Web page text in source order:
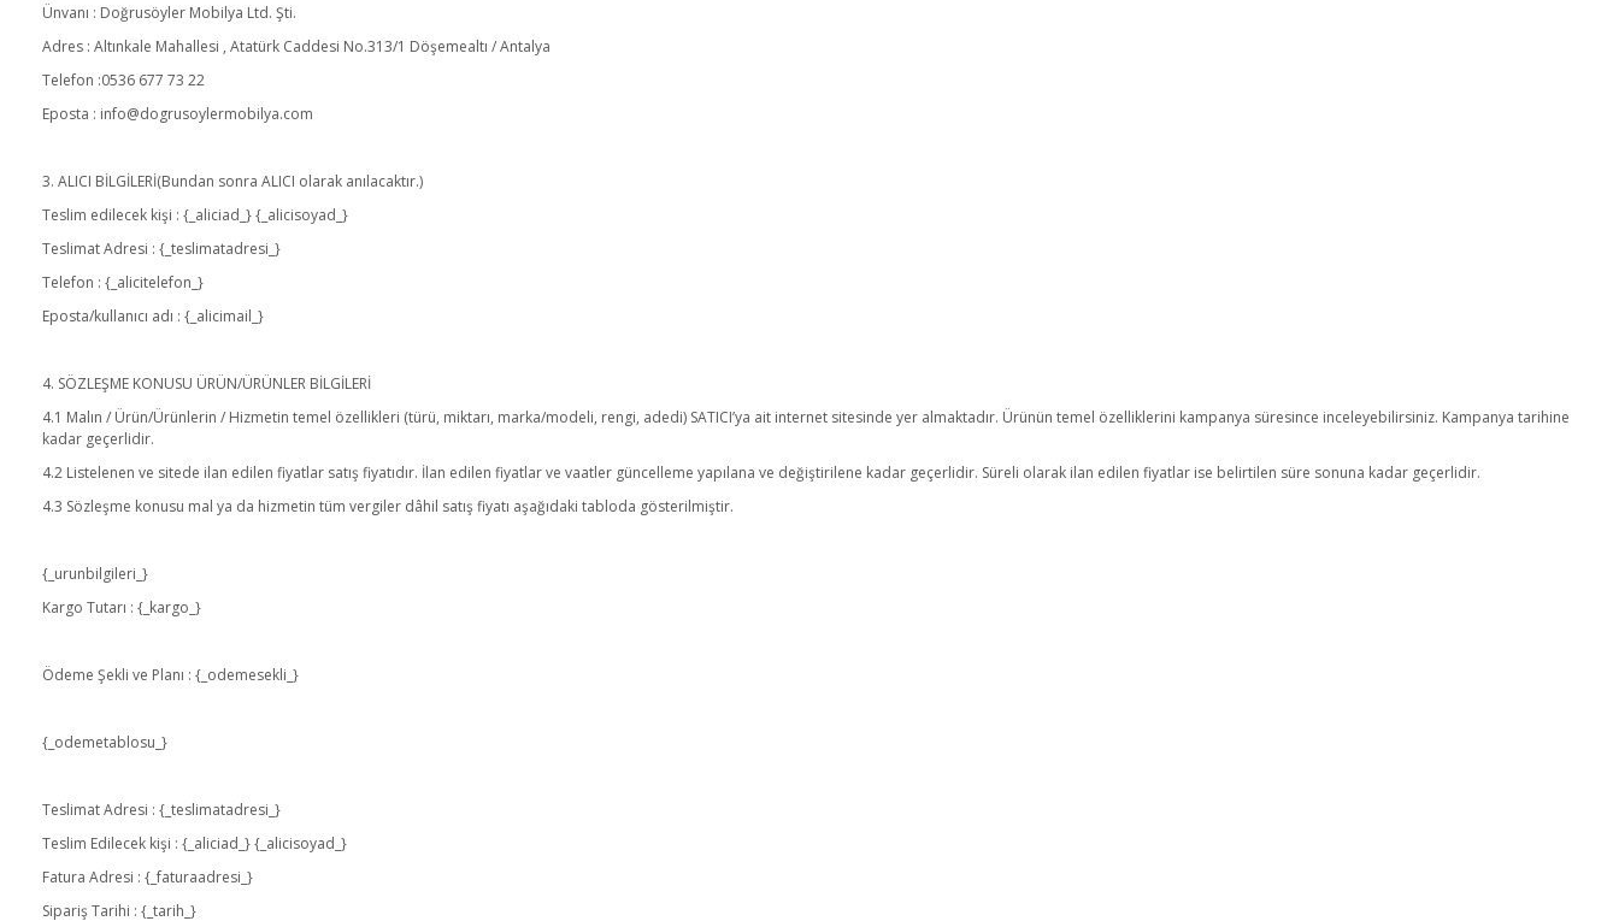
Ünvanı : Doğrusöyler Mobilya Ltd. Şti.
Adres : Altınkale Mahallesi , Atatürk Caddesi No.313/1 Döşemealtı / Antalya
Telefon :0536 677 73 22
Eposta : info@dogrusoylermobilya.com
3. ALICI BİLGİLERİ(Bundan sonra ALICI olarak anılacaktır.)
Teslim edilecek kişi : {_aliciad_} {_alicisoyad_}
Teslimat Adresi : {_teslimatadresi_}
Telefon : {_alicitelefon_}
Eposta/kullanıcı adı : {_alicimail_}
4. SÖZLEŞME KONUSU ÜRÜN/ÜRÜNLER BİLGİLERİ
4.1 Malın / Ürün/Ürünlerin / Hizmetin temel özellikleri (türü, miktarı, marka/modeli, rengi, adedi) SATICI’ya ait internet sitesinde yer almaktadır. Ürünün temel özelliklerini kampanya süresince inceleyebilirsiniz. Kampanya tarihine
kadar geçerlidir.
4.2 Listelenen ve sitede ilan edilen fiyatlar satış fiyatıdır. İlan edilen fiyatlar ve vaatler güncelleme yapılana ve değiştirilene kadar geçerlidir. Süreli olarak ilan edilen fiyatlar ise belirtilen süre sonuna kadar geçerlidir.
4.3 Sözleşme konusu mal ya da hizmetin tüm vergiler dâhil satış fiyatı aşağıdaki tabloda gösterilmiştir.
{_urunbilgileri_}
Kargo Tutarı : {_kargo_}
Ödeme Şekli ve Planı : {_odemesekli_}
{_odemetablosu_}
Teslimat Adresi : {_teslimatadresi_}
Teslim Edilecek kişi : {_aliciad_} {_alicisoyad_}
Fatura Adresi : {_faturaadresi_}
Sipariş Tarihi : {_tarih_}